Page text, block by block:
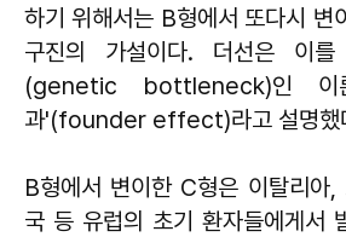
하기 위해서는 B형에서 또다시 변
구진의 가설이다. 더선은 이
(genetic bottleneck)인 이
과'(founder effect)라고 설명했
B형에서 변이한 C형은 이탈리아,
국 등 유럽의 초기 환자들에게서